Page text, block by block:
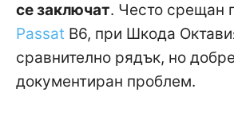
се заключат. Често срещан
Passat B6, при Шкода
сравнително рядък, но добре
документиран проблем.